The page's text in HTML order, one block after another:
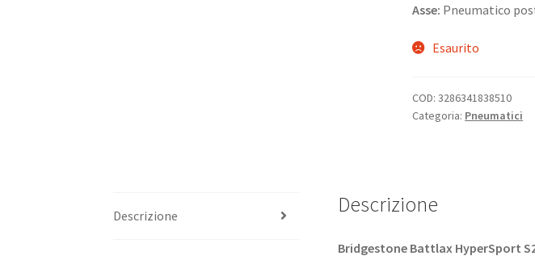
Asse: Pneumatico
Esaurito
COD:3286341838510
Categoria: Pneumatici
Descrizione Descrizione
Bridgestone Battlax HyperSport